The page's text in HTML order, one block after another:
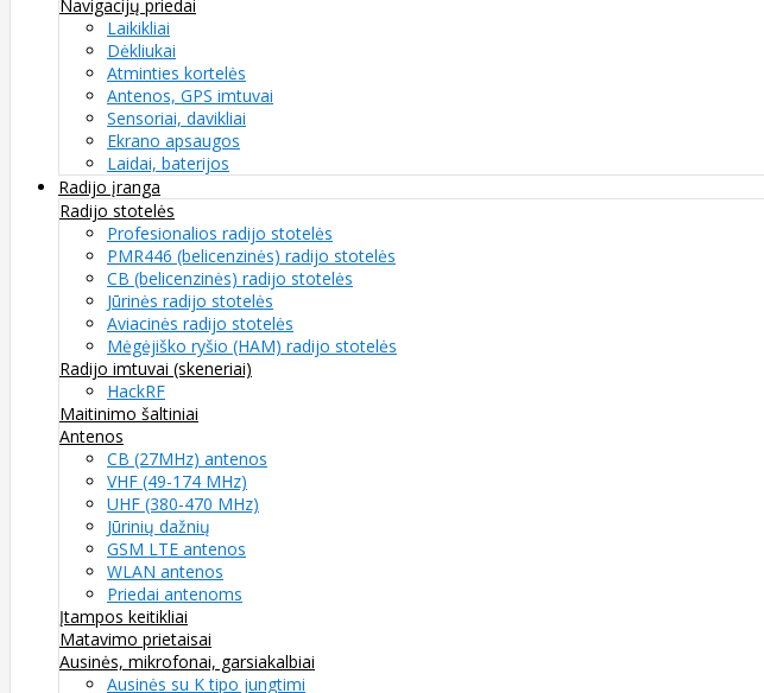
Navigacijų priedai
Laikikliai
Dėkliukai
Atminties kortelės
Antenos, GPS imtuvai
Sensoriai, davikliai
Ekrano apsaugos
Laidai, baterijos
Radijo įranga
Radijo stotelės
Profesionalios radijo stotelės
PMR446 (belicenzinės) radijo stotelės
CB (belicenzinės) radijo stotelės
Jūrinės radijo stotelės
Aviacinės radijo stotelės
Mėgėjiško ryšio (HAM) radijo stotelės
Radijo imtuvai (skeneriai)
HackRF
Maitinimo šaltiniai
Antenos
CB (27MHz) antenos
VHF (49-174 MHz)
UHF (380-470 MHz)
Jūrinių dažnių
GSM LTE antenos
WLAN antenos
Priedai antenoms
Įtampos keitikliai
Matavimo prietaisai
Ausinės, mikrofonai, garsiakalbiai
Ausinės su K tipo jungtimi